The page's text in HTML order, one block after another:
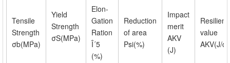
Tensile
Strength
σb(MPa)
Yield
Strength
σS(MPa)
Elon-
Gation
Ration
Î´5
(%)
Reduction
of area
Psi(%)
Impact
merit
AKV
(J)
Resilient
value
AKV(J/